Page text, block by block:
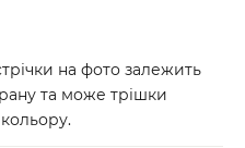
на фото залежить
та може трішки